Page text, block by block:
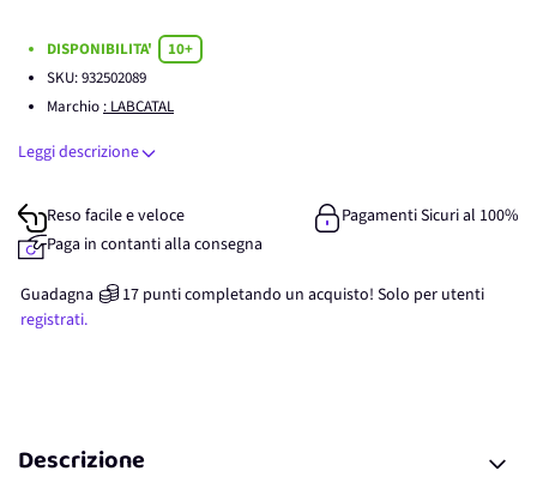
DISPONIBILITA'
10+
SKU:932502089
Marchio : LABCATAL
Leggi descrizione
Reso facile e veloce
Pagamenti Sicuri al 100%
Paga in contanti alla consegna
Guadagna 17 punticompletando un acquisto! Solo per utenti
registrati.
Descrizione